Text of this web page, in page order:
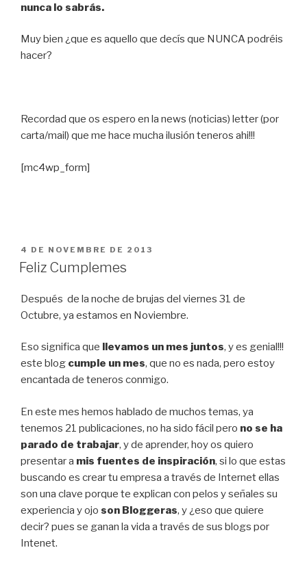
nunca lo sabrás.
Muy bien ¿que es aquello que decís que NUNCA podréis
hacer?
Recordad que os espero en la news (noticias) letter (por
carta/mail) que me hace mucha ilusión teneros ahi!!!
[mc4wp_form]
PUBLICAT
A
4 DE NOVEMBRE DE 2013
Feliz Cumplemes
Después de la noche de brujas del viernes 31 de
Octubre, ya estamos en Noviembre.
Eso significa que llevamos un mes juntos, y es genial!!!
este blog cumple un mes, que no es nada, pero estoy
encantada de teneros conmigo.
En este mes hemos hablado de muchos temas, ya
tenemos 21 publicaciones, no ha sido fácil pero no se ha
parado de trabajar, y de aprender, hoy os quiero
presentar a mis fuentes de inspiración, si lo que estas
buscando es crear tu empresa a través de Internet ellas
son una clave porque te explican con pelos y señales su
experiencia y ojo son Bloggeras, y ¿eso que quiere
decir? pues se ganan la vida a través de sus blogs por
Intenet.